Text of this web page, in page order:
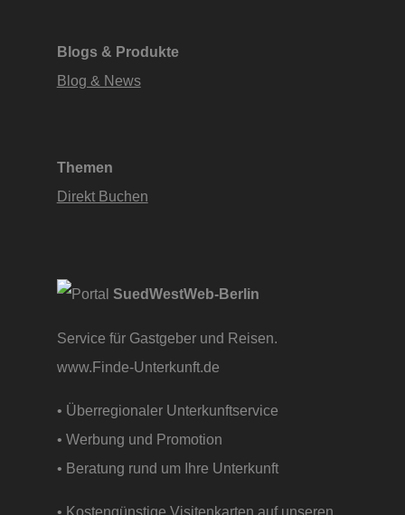
Blogs & Produkte
Blog & News
Themen
Direkt Buchen
SuedWestWeb-Berlin
Service für Gastgeber und Reisen.
www.Finde-Unterkunft.de
• Überregionaler Unterkunftservice
• Werbung und Promotion
• Beratung rund um Ihre Unterkunft
• Kostengünstige Visitenkarten auf unseren